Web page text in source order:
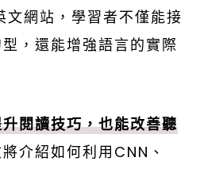
文網站，學習者不僅能接
，還能增強語言的實際
閱讀技巧，也能改善聽
將介紹如何利用CNN、